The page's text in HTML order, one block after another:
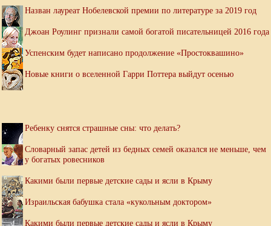
Назван лауреат Нобелевской премии по литературе за 2019 год
Джоан Роулинг признали самой богатой писательницей 2016 года
Успенским будет написано продолжение «Простоквашино»
Новые книги о вселенной Гарри Поттера выйдут осенью
Ребенку снятся страшные сны: что делать?
Словарный запас детей из бедных семей оказался не меньше, чем
у богатых ровесников
Какими были первые детские сады и ясли в Крыму
Израильская бабушка стала «кукольным доктором»
Какими были первые детские сады и ясли в Крыму